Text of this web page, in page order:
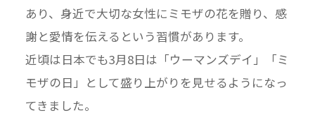
あり、身近で大切な女性にミモザの花を贈り、感
謝と愛情を伝えるという習慣があります。
近頃は日本でも3月8日は「ウーマンズデイ」「ミ
モザの日」として盛り上がりを見せるようになっ
てきました。